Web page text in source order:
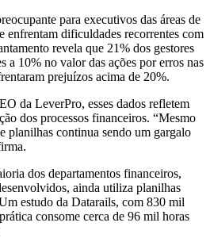
para executivos das áreas de
enfrentam dificuldades recorrentes com
revela que 21% dos gestores
a 10% no valor das ações por erros nas
prejuízos acima de 20%.
da LeverPro, esses dados refletem
dos processos financeiros. “Mesmo
planilhas continua sendo um gargalo
dos departamentos financeiros,
ainda utiliza planilhas
estudo da Datarails, com 830 mil
consome cerca de 96 mil horas